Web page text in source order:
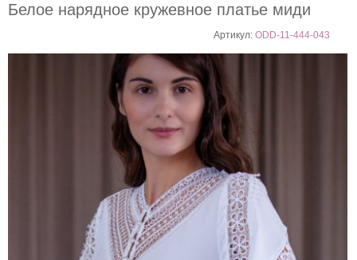
Белое нарядное кружевное платье миди
Артикул:ODD-11-444-043